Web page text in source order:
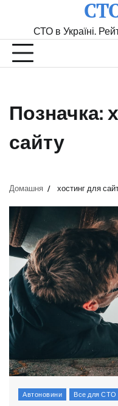
СТО в Україні.
Позначка:
сайту
Домашня хостинг для
Автоновини Все для СТО